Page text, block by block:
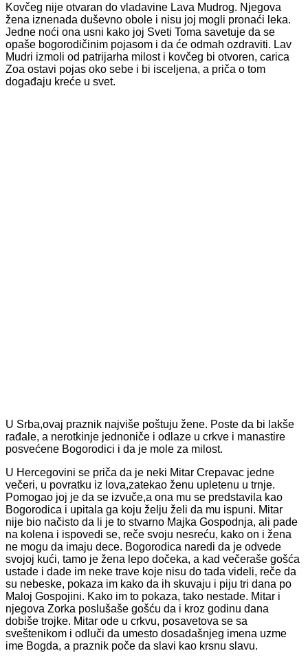
Kovčeg nije otvaran do vladavine Lava Mudrog. Njegova
žena iznenada duševno obole i nisu joj mogli pronaći leka.
Jedne noći ona usni kako joj Sveti Toma savetuje da se
opaše bogorodičinim pojasom i da će odmah ozdraviti. Lav
Mudri izmoli od patrijarha milost i kovčeg bi otvoren, carica
Zoa ostavi pojas oko sebe i bi isceljena, a priča o tom
događaju kreće u svet.
U Srba,ovaj praznik najviše poštuju žene. Poste da bi lakše
rađale, a nerotkinje jednoniče i odlaze u crkve i manastire
posvećene Bogorodici i da je mole za milost.
U Hercegovini se priča da je neki Mitar Crepavac jedne
večeri, u povratku iz lova,zatekao ženu upletenu u trnje.
Pomogao joj je da se izvuče,a ona mu se predstavila kao
Bogorodica i upitala ga koju želju želi da mu ispuni. Mitar
nije bio načisto da li je to stvarno Majka Gospodnja, ali pade
na kolena i ispovedi se, reče svoju nesreću, kako on i žena
ne mogu da imaju dece. Bogorodica naredi da je odvede
svojoj kući, tamo je žena lepo dočeka, a kad večeraše gošća
ustade i dade im neke trave koje nisu do tada videli, reče da
su nebeske, pokaza im kako da ih skuvaju i piju tri dana po
Maloj Gospojini. Kako im to pokaza, tako nestade. Mitar i
njegova Zorka poslušaše gošću da i kroz godinu dana
dobiše trojke. Mitar ode u crkvu, posavetova se sa
sveštenikom i odluči da umesto dosadašnjeg imena uzme
ime Bogda, a praznik poče da slavi kao krsnu slavu.